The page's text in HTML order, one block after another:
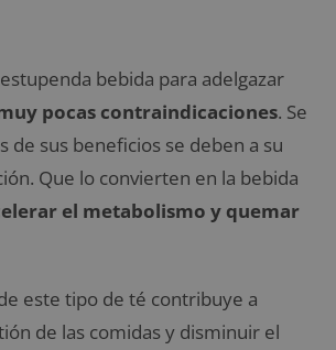
bebida para adelgazar
pocas contraindicaciones. Se
de sus beneficios se deben a su
Que lo convierten en la bebida
el metabolismo y quemar
este tipo de té contribuye a
de las comidas y disminuir el